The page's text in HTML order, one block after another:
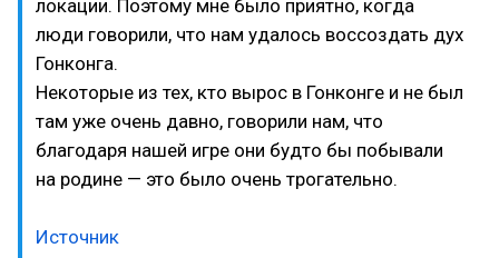
локации. Поэтому мне было приятно, когда
люди говорили, что нам удалось воссоздать дух
Гонконга.
Некоторые из тех, кто вырос в Гонконге и не был
там уже очень давно, говорили нам, что
благодаря нашей игре они будто бы побывали
на родине — это было очень трогательно.
Источник